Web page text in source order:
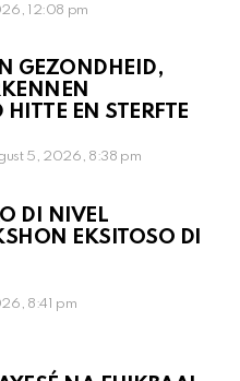
12:08 pm
GEZONDHEID,
EN STERFTE
5, 2026, 8:38 pm
DI NIVEL
EKSITOSO DI
8:41 pm